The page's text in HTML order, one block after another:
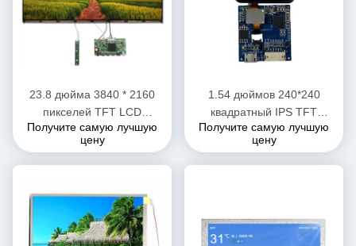
23.8 дюйма 3840 * 2160
пикселей TFT LCD
дисплейная панель для
рабочего стола Монитор
активный матричный
дисплей
Получите самую лучшую
цену
1.54 дюймов 240*240
квадратный IPS TFT
Custom LCD дисплей
350нитов Светимость
Получите самую лучшую
цену